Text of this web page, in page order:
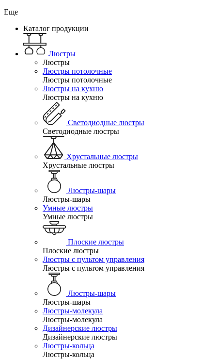
Еще
Каталог продукции
Люстры
Люстры
Люстры потолочные
Люстры потолочные
Люстры на кухню
Люстры на кухню
Светодиодные люстры
Светодиодные люстры
Хрустальные люстры
Хрустальные люстры
Люстры-шары
Люстры-шары
Умные люстры
Умные люстры
Плоские люстры
Плоские люстры
Люстры с пультом управления
Люстры с пультом управления
Люстры-шары
Люстры-шары
Люстры-молекула
Люстры-молекула
Дизайнерские люстры
Дизайнерские люстры
Люстры-кольца
Люстры-кольца